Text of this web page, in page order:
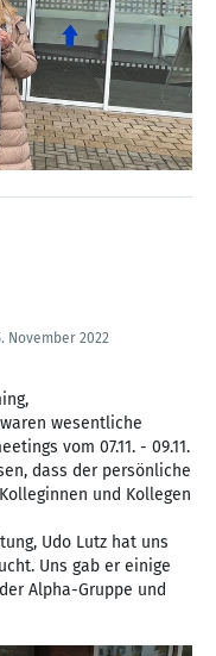
November 2022
wesentliche
vom 07.11. - 09.11.
dass der persönliche
und Kollegen
Udo Lutz hat uns
Uns gab er einige
Alpha-Gruppe und